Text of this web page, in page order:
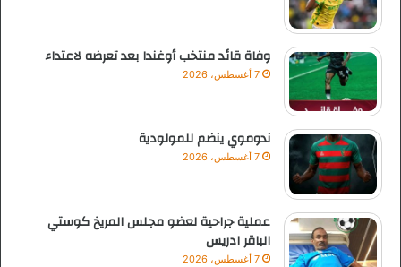
وفاة قائد منتخب أوغندا بعد تعرضه لاعتداء
7 أغسطس، 2026
ندوموي ينضم للمولودية
7 أغسطس، 2026
عملية جراحية لعضو مجلس المريخ كوستي
الباقر ادريس
7 أغسطس، 2026